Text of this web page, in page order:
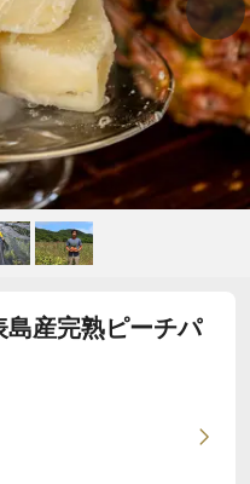
産完熟ピーチパ